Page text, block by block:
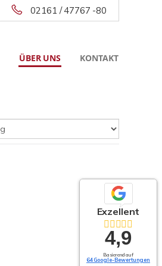
02161 / 47767 -80
ÜBER UNS KONTAKT
Exzellent
4,9
Basierend auf
64 Google-Bewertungen